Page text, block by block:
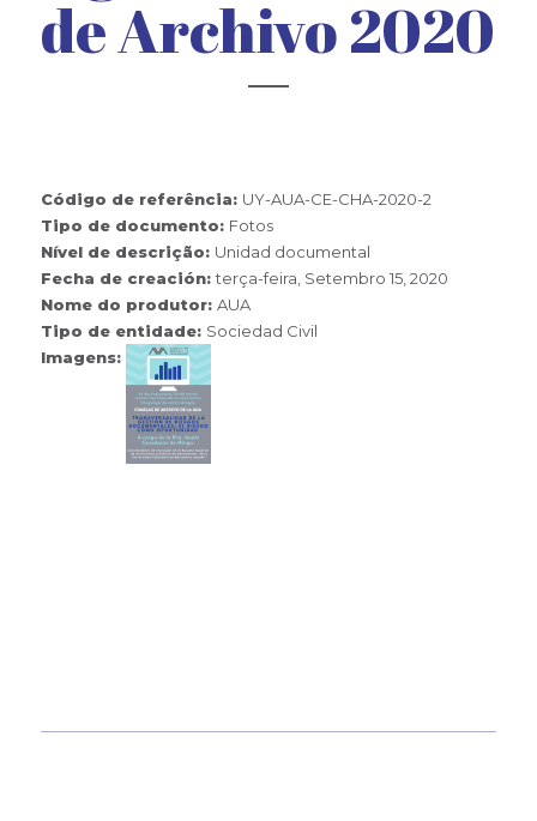
de Archivo 2020
Código de referência: UY-AUA-CE-CHA-2020-2
Tipo de documento: Fotos
Nível de descrição: Unidad documental
Fecha de creación:terça-feira, Setembro 15, 2020
Nome do produtor:AUA
Tipo de entidade: Sociedad Civil
Imagens: